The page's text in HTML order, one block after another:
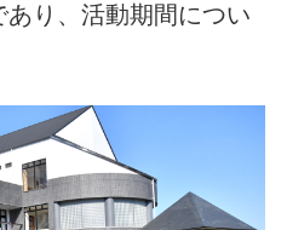
り、活動期間につい